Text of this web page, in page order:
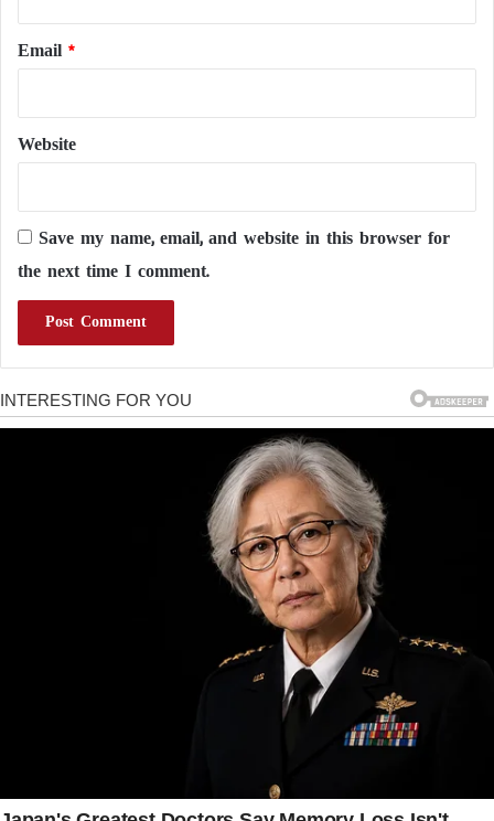
Email *
Website
Save my name, email, and website in this browser for
the next time I comment.